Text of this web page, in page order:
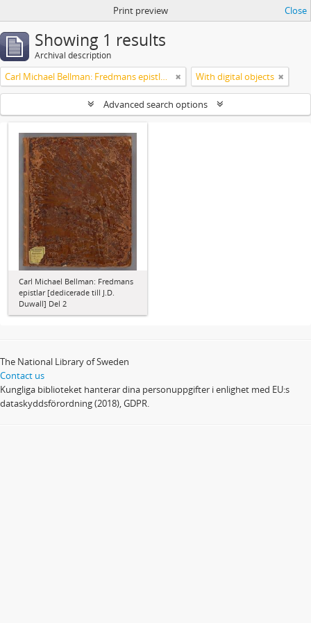
Print preview Close
Showing 1 results
Archival description
Carl Michael Bellman: Fredmans epistlar [dedicerade till J.D. Duwall] Del 2 With digital objects
Advanced search options
Carl Michael Bellman: Fredmans
epistlar [dedicerade till J.D.
Duwall] Del 2
The National Library of Sweden
Contact us
Kungliga biblioteket hanterar dina personuppgifter i enlighet med EU:s
dataskyddsförordning (2018), GDPR.